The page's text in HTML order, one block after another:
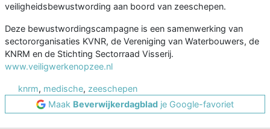
veiligheidsbewustwording aan boord van zeeschepen.
Deze bewustwordingscampagne is een samenwerking van
sectororganisaties KVNR, de Vereniging van Waterbouwers, de
KNRM en de Stichting Sectorraad Visserij.
www.veiligwerkenopzee.nl
knrm, medische, zeeschepen
Maak Beverwijkerdagblad je Google-favoriet